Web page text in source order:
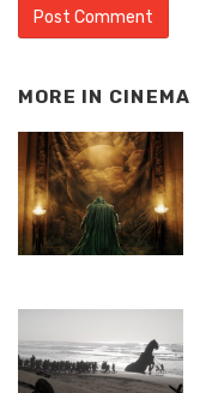
MORE IN CINEMA